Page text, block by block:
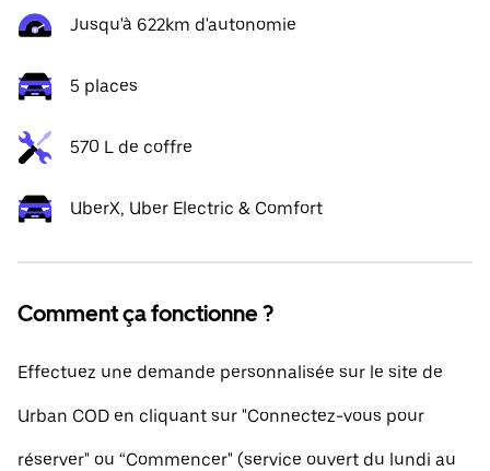
Jusqu'à 622km d'autonomie
5 places
570 L de coffre
UberX, Uber Electric & Comfort
Comment ça fonctionne ?
Effectuez une demande personnalisée sur le site de
Urban COD en cliquant sur "Connectez-vous pour
réserver" ou “Commencer" (service ouvert du lundi au